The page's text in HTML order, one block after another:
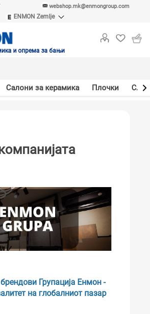
webshop.mk@enmongroup.com
ENMON Zemlje
ENMON MKD
и опрема за бањи
Салони за керамика Плочки
Групација Енмон -
на глобалниот пазар